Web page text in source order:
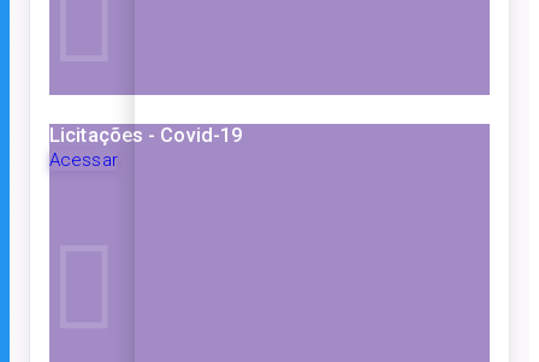
Licitações - Covid-19
Acessar